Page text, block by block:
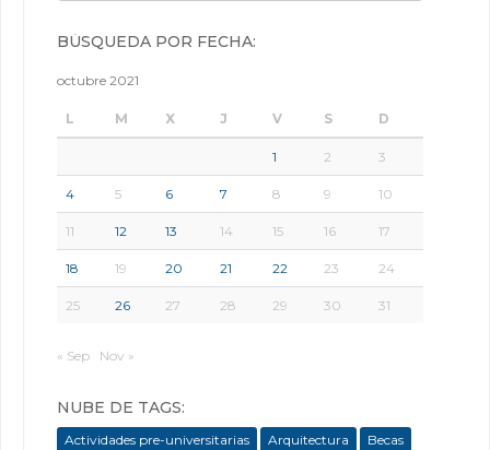
BÚSQUEDA POR FECHA:
octubre 2021
L M X J V S D
1 2 3
4 5 6 7 8 9 10
11 12 13 14 15 16 17
18 19 20 21 22 23 24
25 26 27 28 29 30 31
« Sep Nov »
NUBE DE TAGS:
Actividades pre-universitarias Arquitectura
Becas